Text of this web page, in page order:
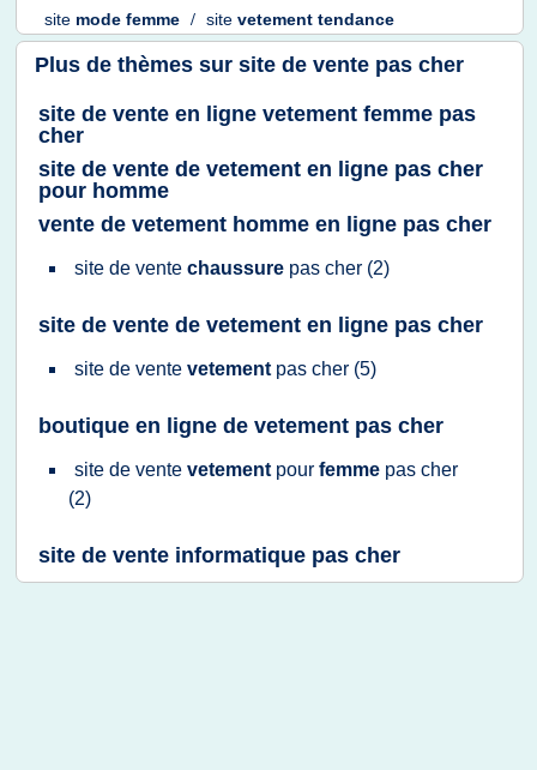
site mode femme / site vetement tendance
Plus de thèmes sur site de vente pas cher
site de vente en ligne vetement femme pas
cher
site de vente de vetement en ligne pas cher
pour homme
vente de vetement homme en ligne pas cher
site de vente chaussure pas cher (2)
site de vente de vetement en ligne pas cher
site de vente vetement pas cher (5)
boutique en ligne de vetement pas cher
site de vente vetement pour femme pas cher
(2)
site de vente informatique pas cher